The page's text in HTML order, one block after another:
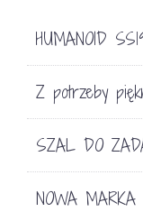
HUMANOID
Z potrzeby
SZAL DO
NOWA